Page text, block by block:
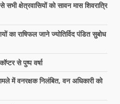
क्षेत्रवासियों को सावन मास शिवरात्रि
का राषिफल जाने ज्योतिर्विद पंडित सुबोध
से पुष्प वर्षा
में वनरक्षक निलंबित, वन अधिकारी को